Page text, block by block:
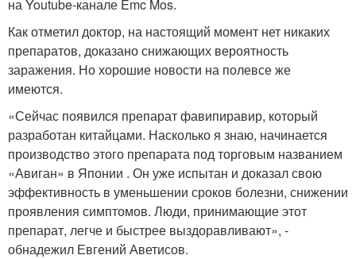
на Youtube-канале Emc Mos.
Как отметил доктор, на настоящий момент нет никаких
препаратов, доказано снижающих вероятность
заражения. Но хорошие новости на полевсе же
имеются.
«Сейчас появился препарат фавипиравир, который
разработан китайцами. Насколько я знаю, начинается
производство этого препарата под торговым названием
«Авиган» в Японии . Он уже испытан и доказал свою
эффективность в уменьшении сроков болезни, снижении
проявления симптомов. Люди, принимающие этот
препарат, легче и быстрее выздоравливают», -
обнадежил Евгений Аветисов.